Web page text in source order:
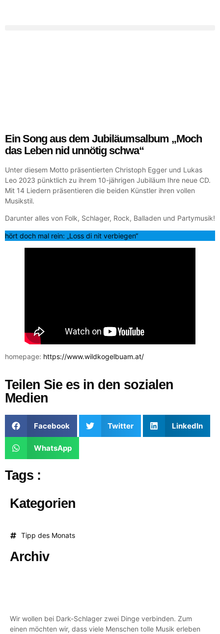
Ein Song aus dem Jubiläumsalbum „Moch
das Leben nid unnötig schwa“
Unter diesem Motto präsentierten Christoph Egger und Lukas
Leo 2023 pünktlich zu ihrem 10-jährigen Jubiläum Ihre neue CD.
Mit 14 Liedern präsentieren die beiden Künstler ihren vollen
Musikstil.
Darunter alles von Folk, Schlager, Rock, Balladen und Partymusik!
hört doch mal rein: „Loss di nit verbiegen“
homepage: https://www.wildkogelbuam.at/
Teilen Sie es in den sozialen
Medien
Facebook Twitter LinkedIn
WhatsApp
Tags :
Kategorien
Tipp des Monats
Archiv
Wir wollen bei Dark-Schlager zwei Dinge verbinden. Zum
einen möchten wir, dass viele Menschen tolle Musik erleben